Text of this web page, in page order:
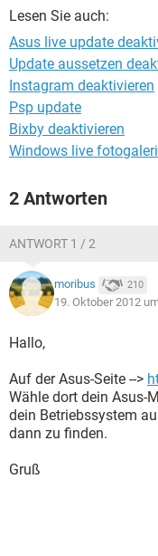
Lesen Sie auch:
Asus live update
Update aussetzen
Instagram deaktivieren
Psp update
Bixby deaktivieren
Windows live
2 Antworten
ANTWORT 1 / 2
moribus 210
19. Oktober 2012
Hallo,
Auf der Asus-Seite -->
Wähle dort dein Asus-
dein Betriebssystem
dann zu finden.
Gruß